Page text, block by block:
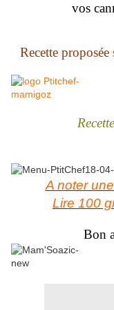
vos
Recette proposée
A noter
Lire 100
Bon